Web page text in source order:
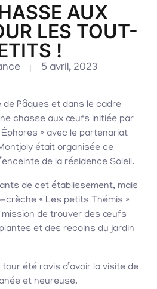
AUX
LES TOUT-
!
5 avril, 2023
de Pâques et dans le cadre
chasse aux œufs initiée par
» avec le partenariat
était organisée ce
de la résidence Soleil.
de cet établissement, mais
crèche « Les petits Thémis »
de trouver des œufs
et des recoins du jardin
été ravis d’avoir la visite de
et heureuse.